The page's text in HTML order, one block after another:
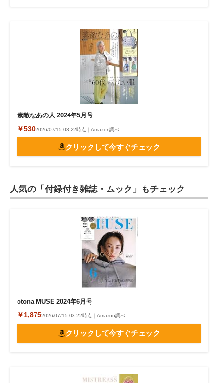
素敵なあの人 2024年5月号
￥5302026/07/15 03:22時点｜Amazon調べ
クリックして今すぐチェック
人気の「付録付き雑誌・ムック」もチェック
otona MUSE 2024年6月号
￥1,8752026/07/15 03:22時点｜Amazon調べ
クリックして今すぐチェック